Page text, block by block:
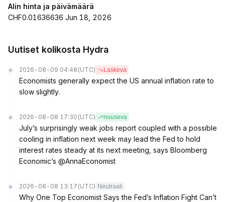
Alin hinta ja päivämäärä
CHF0.01636636 Jun 18, 2026
Uutiset kolikosta Hydra
2026-08-09 04:48 (UTC) Laskeva
Economists generally expect the US annual inflation rate to
slow slightly.
2026-08-08 17:30 (UTC) nouseva
July’s surprisingly weak jobs report coupled with a possible
cooling in inflation next week may lead the Fed to hold
interest rates steady at its next meeting, says Bloomberg
Economic’s @AnnaEconomist
2026-08-08 13:17 (UTC) Neutraali
Why One Top Economist Says the Fed’s Inflation Fight Can’t